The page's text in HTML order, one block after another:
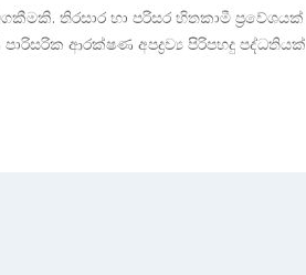
තිරසාර හා පරිසර හිතකාමී ප්‍රවේශයක්
ආරක්ෂණ අපද්‍රව්‍ය පිරිපහදු පද්ධතියක්